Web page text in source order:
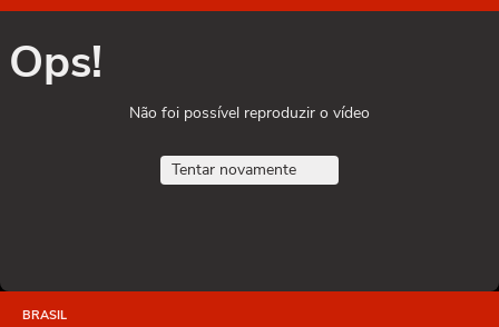
Ops!
Não foi possível reproduzir o vídeo
Tentar novamente
BRASIL